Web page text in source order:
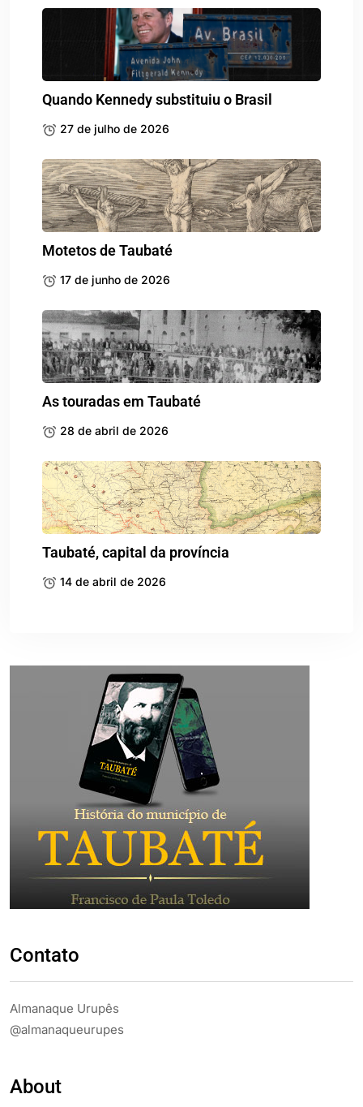
Quando Kennedy substituiu o Brasil
27 de julho de 2026
Motetos de Taubaté
17 de junho de 2026
As touradas em Taubaté
28 de abril de 2026
Taubaté, capital da província
14 de abril de 2026
Contato
Almanaque Urupês
@almanaqueurupes
About